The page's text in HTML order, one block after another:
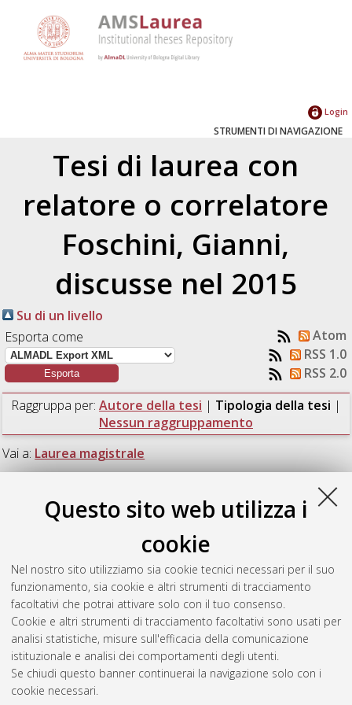
Questo sito web utilizza i
cookie
Nel nostro sito utilizziamo sia cookie tecnici necessari per il suo
funzionamento, sia cookie e altri strumenti di tracciamento
facoltativi che potrai attivare solo con il tuo consenso.
Cookie e altri strumenti di tracciamento facoltativi sono usati per
analisi statistiche, misure sull'efficacia della comunicazione
istituzionale e analisi dei comportamenti degli utenti.
Se chiudi questo banner continuerai la navigazione solo con i
cookie necessari.
Login
STRUMENTI DI NAVIGAZIONE
Tesi di laurea con
relatore o correlatore
Foschini, Gianni,
discusse nel 2015
Su di un livello
Esporta come
Atom
RSS 1.0
RSS 2.0
Raggruppa per: Autore della tesi | Tipologia della tesi |
Nessun raggruppamento
Vai a: Laurea magistrale
Laurea magistrale
Tura, Luca (2015)Sviluppo dell'ingegneria di cantiere per la
realizzazione di moduli "local equipment room".[Laurea
magistrale], Università di Bologna, Corso di Studio in
Ingegneria meccanica [LM-DM270] - Forli'
Questa lista e' stata generata ilFri Aug 7 13:22:10 2026 CEST